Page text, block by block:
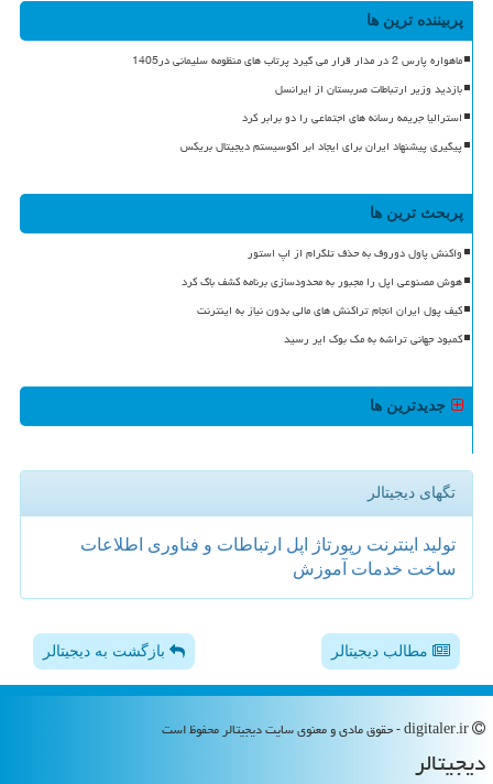
پربیننده ترین ها
ماهواره پارس 2 در مدار قرار می گیرد پرتاب های منظومه سلیمانی در1405
بازدید وزیر ارتباطات صربستان از ایرانسل
استرالیا جریمه رسانه های اجتماعی را دو برابر کرد
پیگیری پیشنهاد ایران برای ایجاد ابر اکوسیستم دیجیتال بریکس
پربحث ترین ها
واکنش پاول دوروف به حذف تلگرام از اپ استور
هوش مصنوعی اپل را مجبور به محدودسازی برنامه کشف باگ کرد
کیف پول ایران انجام تراکنش های مالی بدون نیاز به اینترنت
کمبود جهانی تراشه به مک بوک ایر رسید
جدیدترین ها
تگهای دیجیتالر
تولید اینترنت رپورتاژ اپل ارتباطات و فناوری اطلاعات
ساخت خدمات آموزش
مطالب دیجیتالر بازگشت به دیجیتالر
دیجیتالر